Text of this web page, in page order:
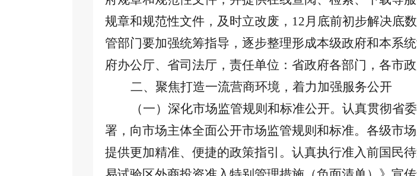
规章和规范性文件，及时立改废， 12月底前初步解决底
管部门要加强统筹指导，逐步整理形成本级政府和本系
府办公厅、省司法厅，责任单位：省政府各部门，各市政
二、聚焦打造一流营商环境，着力加强服务公开
（一）深化市场监管规则和标准公开。认真贯彻省
署，向市场主体全面公开市场监管规则和标准。各级市
提供更加精准、便捷的政策指引。认真执行准入前国民